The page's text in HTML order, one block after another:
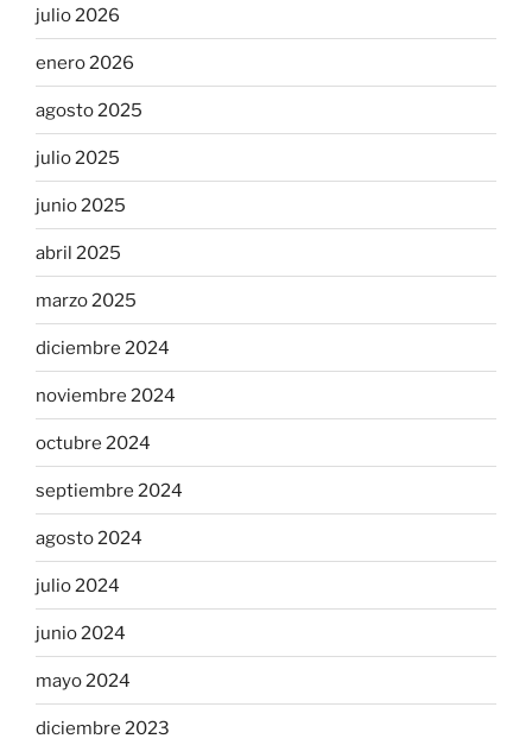
julio 2026
enero 2026
agosto 2025
julio 2025
junio 2025
abril 2025
marzo 2025
diciembre 2024
noviembre 2024
octubre 2024
septiembre 2024
agosto 2024
julio 2024
junio 2024
mayo 2024
diciembre 2023